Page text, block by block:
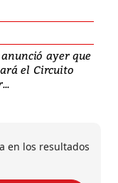
ayer que
el Circuito
en los resultados